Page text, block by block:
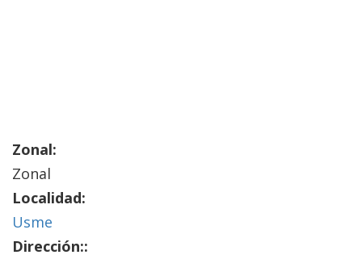
Zonal:
Zonal
Localidad:
Usme
Dirección::